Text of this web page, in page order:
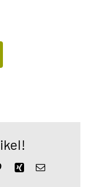
PinterestXingE-